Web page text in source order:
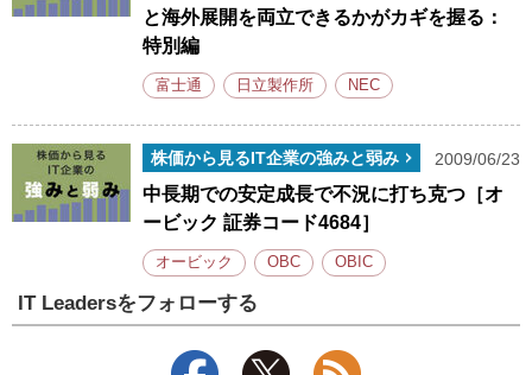
と海外展開を両立できるかがカギを握る：
特別編
富士通 日立製作所 NEC
株価から見るIT企業の強みと弱み 2009/06/23
中長期での安定成長で不況に打ち克つ［オ
ービック 証券コード4684］
オービック OBC OBIC
IT Leadersをフォローする